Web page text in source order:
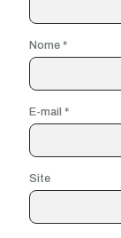
Nome *
E-mail *
Site